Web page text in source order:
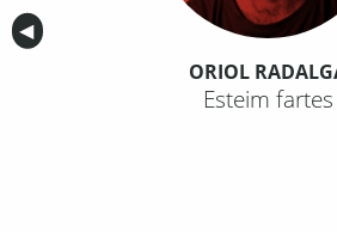
Anterior
◀︎
ORIOL
Esteim fartes